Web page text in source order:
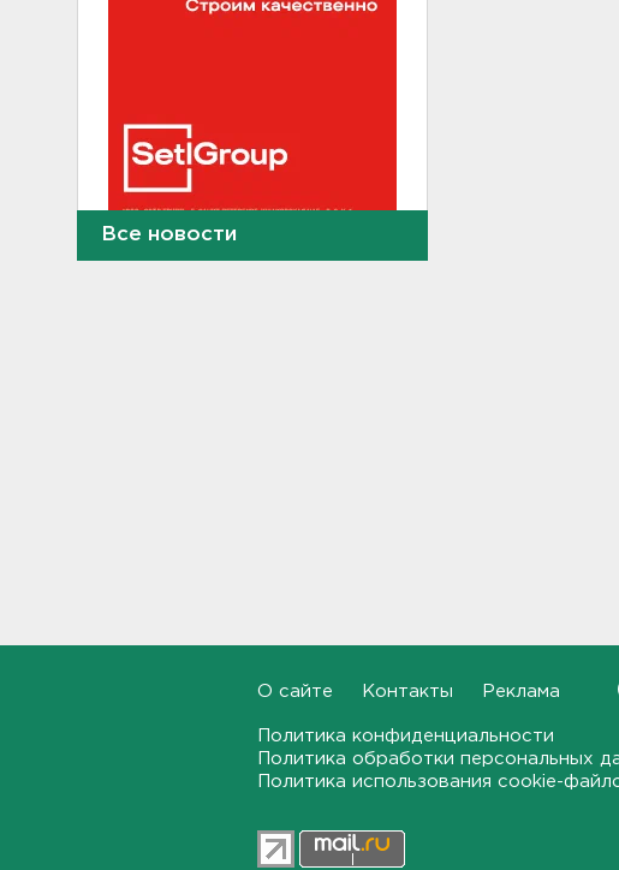
В Подмосковье с помощью ИИ
впервые выписали штраф за
Все новости
О сайте Контакты Реклама
Политика конфиденциальности
Политика обработки персональных
Политика использования cookie-